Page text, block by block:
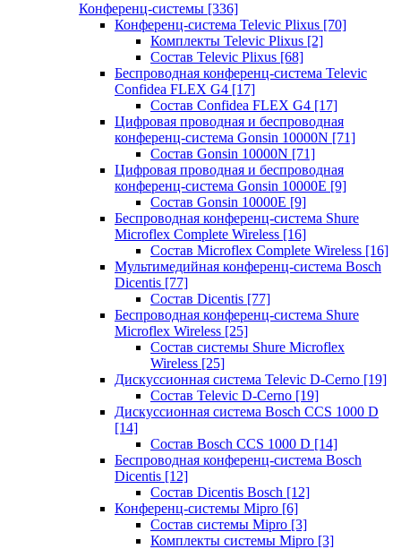
Конференц-системы [336]
Конференц-система Televic Plixus [70]
Комплекты Televic Plixus [2]
Состав Televic Plixus [68]
Беспроводная конференц-система Televic
Confidea FLEX G4 [17]
Состав Confidea FLEX G4 [17]
Цифровая проводная и беспроводная
конференц-система Gonsin 10000N [71]
Состав Gonsin 10000N [71]
Цифровая проводная и беспроводная
конференц-система Gonsin 10000E [9]
Состав Gonsin 10000E [9]
Беспроводная конференц-система Shure
Microflex Complete Wireless [16]
Состав Microflex Complete Wireless [16]
Мультимедийная конференц-система Bosch
Dicentis [77]
Состав Dicentis [77]
Беспроводная конференц-система Shure
Microflex Wireless [25]
Состав системы Shure Microflex
Wireless [25]
Дискуссионная система Televic D-Cerno [19]
Состав Televic D-Cerno [19]
Дискуссионная система Bosch CCS 1000 D
[14]
Состав Bosch CCS 1000 D [14]
Беспроводная конференц-система Bosch
Dicentis [12]
Состав Dicentis Bosch [12]
Конференц-системы Mipro [6]
Состав системы Mipro [3]
Комплекты системы Mipro [3]